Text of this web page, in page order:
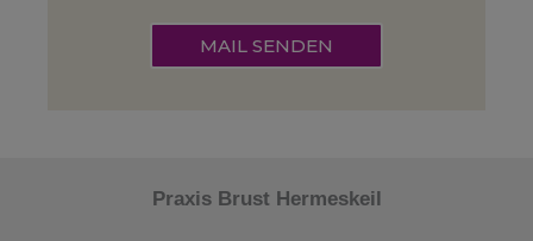
MAIL SENDEN
Praxis Brust Hermeskeil